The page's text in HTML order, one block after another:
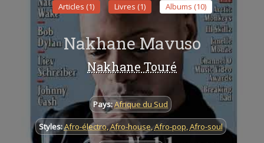
Articles (1) Livres (1) Albums (10)
Nakhane Mavuso
Nakhane Touré
Pays:Afrique du Sud
Styles:Afro-électro,Afro-house,Afro-pop,Afro-soul